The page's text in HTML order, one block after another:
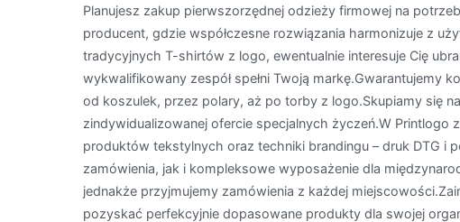
Printlogo
Planujesz zakup pierwszorzędnej odzieży firmowej na
producent, gdzie współczesne rozwiązania harmonizuje z
tradycyjnych T-shirtów z logo, ewentualnie interesuje Cię
wykwalifikowany zespół spełni Twoją markę.Gwarantujemy
od koszulek, przez polary, aż po torby z logo.Skupiamy się
zindywidualizowanej ofercie specjalnych życzeń.W Printlogo
produktów tekstylnych oraz techniki brandingu – druk DTG i
zamówienia, jak i kompleksowe wyposażenie dla
jednakże przyjmujemy zamówienia z każdej
pozyskać perfekcyjnie dopasowane produkty dla swojej